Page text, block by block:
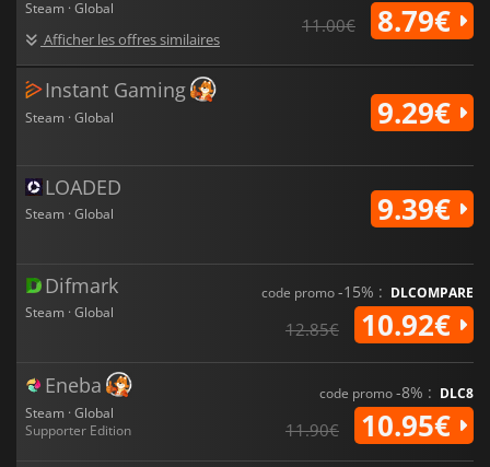
Steam · Global
Afficher les offres similaires
11.00€ 8.79€
Instant Gaming
Steam · Global 9.29€
LOADED
Steam · Global 9.39€
Difmark
Steam · Global
code promo-15% : DLCOMPARE
12.85€ 10.92€
Eneba
Steam · Global
Supporter Edition
code promo-8% : DLC8
11.90€ 10.95€